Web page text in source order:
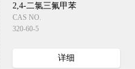
2,4-二氯三氟甲苯
CAS NO.
320-60-5
详细